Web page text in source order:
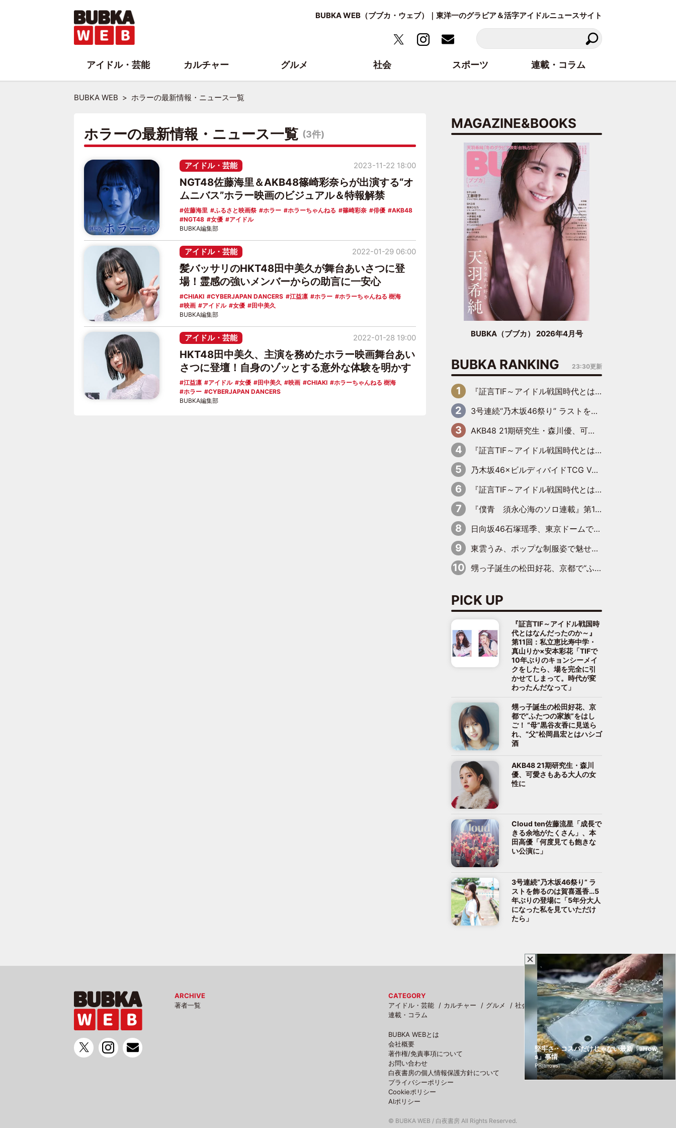
BUBKA WEB（ブブカ・ウェブ）｜東洋一のグラビア＆活字アイドルニュースサイト
BUBKA WEB ホラーの最新情報・ニュース一覧
ホラーの最新情報・ニュース一覧 (3件)
アイドル・芸能
NGT48佐藤海里＆AKB48篠崎彩奈らが出演する“オ
ムニバス”ホラー映画のビジュアル＆特報解禁
佐藤海里 ふるさと映画祭 ホラー ホラーちゃんねる 篠崎彩奈 俳優
AKB48
NGT48
女優 アイドル
2023-11-22 18:00
BUBKA編集部
アイドル・芸能
髪バッサリのHKT48田中美久が舞台あいさつに登
場！霊感の強いメンバーからの助言に一安心
CHIAKI CYBERJAPAN DANCERS 江益凛 ホラー
ホラーちゃんねる 樹海
映画
アイドル 女優 田中美久
2022-01-29 06:00
BUBKA編集部
アイドル・芸能
HKT48田中美久、主演を務めたホラー映画舞台あい
さつに登壇！自身のゾッとする意外な体験を明かす
江益凛 アイドル 女優 田中美久 映画 CHIAKI
ホラーちゃんねる 樹海
ホラー
CYBERJAPAN DANCERS
2022-01-28 19:00
BUBKA編集部
MAGAZINE&BOOKS
BUBKA（ブブカ） 2026年4月号
BUBKA RANKING 23:30更新
『証言TIF～アイドル戦国時代とはなんだったのか～』第6回：でんぱ組.inc・古川未鈴×相沢梨紗「『ハロプロやりたかったな』って言ったら、夢眠ねむさんに『てめえはでんぱ組．incなんだよ！』って肩パンされて(笑)」
3号連続“乃木坂46祭り” ラストを飾るのは賀喜遥香…5年ぶりの登場に「5年分大人になった私を見ていただけたら」
AKB48 21期研究生・森川優、可愛さもある大人の女性に
『証言TIF～アイドル戦国時代とはなんだったのか～』第10回：さくら学院・武藤彩未×飯田らうら「正直、中3で辞めるというのを信じてなくて。そう言われてはいたけど、嘘でしょって」
乃木坂46×ビルディバイドTCG Vol.2公開 賀喜遥香＆田村真佑が『京まふ』ステージに登壇
『証言TIF～アイドル戦国時代とはなんだったのか～』第11回：私立恵比寿中学・真山りか×安本彩花「TIFで10年ぶりのキョンシーメイクをしたら、場を完全に引かせてしまって。時代が変わったんだなって」
『僕青 須永心海のソロ連載』第18回：「バーゲンセールハンターみうな inしまむら」編
日向坂46石塚瑶季、東京ドームで“観戦バレ”！ ナイツ・塙も認めた「巨人に詳しすぎるアイドル」は元VENUSスクール生で杉内コーチ推し⁉
東雲うみ、ポップな制服姿で魅せる“東雲グリーン”の正体
甥っ子誕生の松田好花、京都で“ふたつの家族”をはしご！ “母”黒谷友香に見送られ、“父”松岡昌宏とはハシゴ酒
PICK UP
『証言TIF～アイドル戦国時
代とはなんだったのか～』
第11回：私立恵比寿中学・
真山りか×安本彩花「TIFで
10年ぶりのキョンシーメイ
クをしたら、場を完全に引
かせてしまって。時代が変
わったんだなって」
甥っ子誕生の松田好花、京
都で“ふたつの家族”をはし
ご！ “母”黒谷友香に見送ら
れ、“父”松岡昌宏とはハシゴ
酒
AKB48 21期研究生・森川
優、可愛さもある大人の女
性に
Cloud ten佐藤流星「成長で
きる余地がたくさん」、本
田高優「何度見ても飽きな
い公演に」
3号連続“乃木坂46祭り” ラ
ストを飾るのは賀喜遥香…5
年ぶりの登場に「5年分大人
になった私を見ていただけ
たら」
ARCHIVE
著者一覧
CATEGORY
アイドル・芸能
カルチャー グルメ 社会
スポーツ
連載・コラム
BUBKA WEBとは
会社概要
著作権/免責事項について
お問い合わせ
白夜書房の個人情報保護方針について
プライバシーポリシー
Cookieポリシー
AIポリシー
© BUBKA WEB / 白夜書房 All Rights Reserved.
アイドル・芸能 カルチャー グルメ 社会 スポーツ 連載・コラム
堅牢さ・コスパだけじゃない最新「arrow
s」事情
PR(arrows)